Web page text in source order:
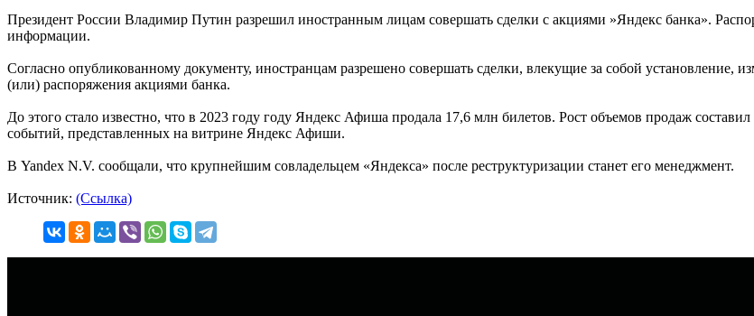
Президент России Владимир Путин разрешил иностранным лицам совершать сделки с акциями »Яндекс банка».
информации.
Согласно опубликованному документу, иностранцам разрешено совершать сделки, влекущие за собой установление,
(или) распоряжения акциями банка.
До этого стало известно, что в 2023 году году Яндекс Афиша продала 17,6 млн билетов. Рост объемов продаж
событий, представленных на витрине Яндекс Афиши.
В Yandex N.V. сообщали, что крупнейшим совладельцем «Яндекса» после реструктуризации станет его менеджмент.
Источник: (Ссылка)